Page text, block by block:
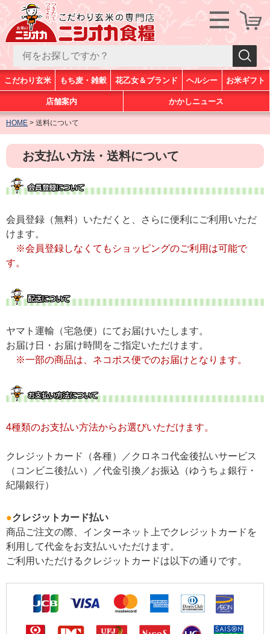
こだわり玄米 もち麦・雑穀 花乙女＆ブランド ヘルシー お米ギフト
店舗案内 かかしニュース
HOME 送料について
お支払い方法・送料について
会員登録（無料）いただくと、さらに便利にご利用いただ
けます。
※会員登録しなくてもショッピングのご利用は可能で
す。
ヤマト運輸（宅急便）にてお届けいたします。
お届け日・お届け時間をご指定いただけます。
※一部の商品は、ネコポス便でのお届けとなります。
4種類のお支払い方法からお選びいただけます。
クレジットカード（各種）／クロネコ代金後払いサービス
（コンビニ後払い）／代金引換／お振込（ゆうちょ銀行 ・
紀陽銀行）
●クレジットカード払い
商品ご注文の際、インターネット上でクレジットカードを
利用して代金をお支払いいただけます。
ご利用いただけるクレジットカードは以下の通りです。